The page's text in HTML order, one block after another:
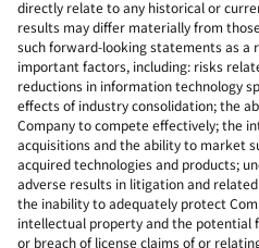
directly relate to any historical or
results may differ materially from
such forward-looking statements as a
important factors, including: risks
reductions in information technology
effects of industry consolidation; the
Company to compete effectively; the
acquisitions and the ability to market
acquired technologies and products;
adverse results in litigation and
the inability to adequately protect
intellectual property and the potential
or breach of license claims of or